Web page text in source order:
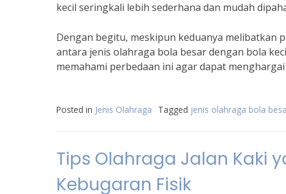
kecil seringkali lebih sederhana dan mudah
Dengan begitu, meskipun keduanya melibatkan
antara jenis olahraga bola besar dengan bola
memahami perbedaan ini agar dapat
Posted in Jenis Olahraga Tagged jenis olahraga bola
Tips Olahraga Jalan Kaki
Kebugaran Fisik